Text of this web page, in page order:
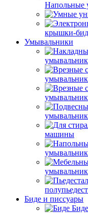
Напольные
крышки-
Умывальники
машины
Биде и писсуары
Биде